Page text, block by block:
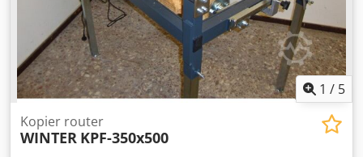
1 / 5
Kopier router
WINTER KPF-350x500